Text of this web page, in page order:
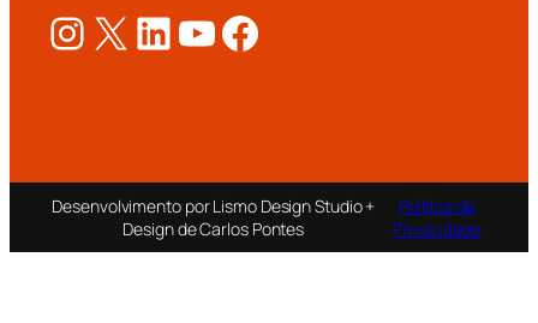
Instagram X LinkedIn Youtube Facebook
Desenvolvimento por Lismo Design Studio +
Design de Carlos Pontes
Política de
Privacidade